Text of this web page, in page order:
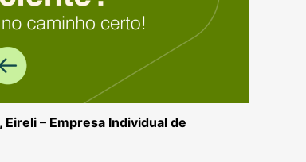
, Eireli – Empresa Individual de